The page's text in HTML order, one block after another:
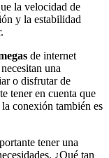
la velocidad de
y la estabilidad
de internet
una
o disfrutar de
tener en cuenta que
conexión también es
tener una
¿Qué tan